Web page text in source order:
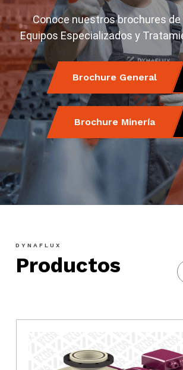
Conoce nuestros brochures
Equipos Especializados y
Brochure General
Brochure Minería
DYNAFLUX
Productos